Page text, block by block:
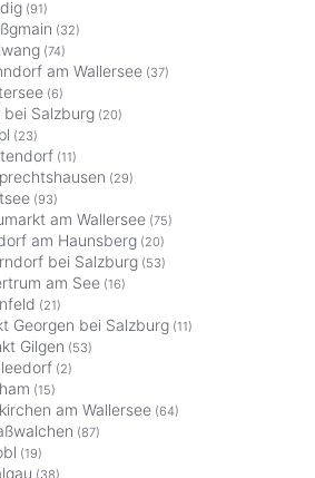
(91)
(32)
(74)
am Wallersee (37)
(6)
Salzburg (20)
(23)
(11)
(29)
(93)
am Wallersee (75)
am Haunsberg (20)
bei Salzburg (53)
am See (16)
(21)
Georgen bei Salzburg (11)
Gilgen (53)
(2)
(15)
am Wallersee (64)
(87)
(19)
(38)